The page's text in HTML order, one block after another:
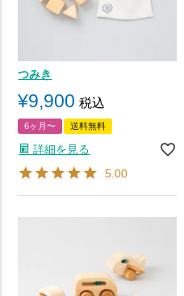
つみき
¥9,900 税込
6ヶ月〜 送料無料
詳細を見る
5.00